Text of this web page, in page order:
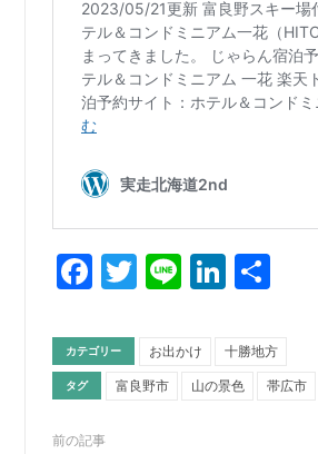
Facebook
Twitter
Line 共
カテゴリー お出かけ 十勝地方
タグ 富良野市 山の景色 帯広市
前の記事